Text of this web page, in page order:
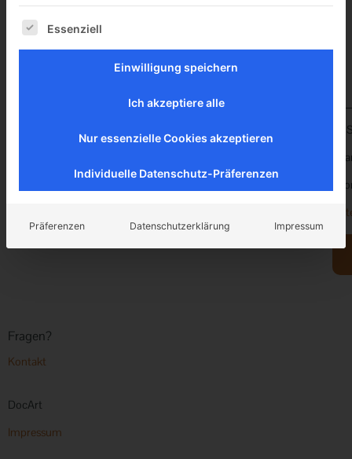
Fragen?
Kontakt
DocArt
Impressum
Es folgt eine Liste der Service-Gruppen, für die eine
Essenziell
Einwilligung speichern
Ich akzeptiere alle
Nur essenzielle Cookies akzeptieren
Individuelle Datenschutz-Präferenzen
Präferenzen Datenschutzerklärung Impressum